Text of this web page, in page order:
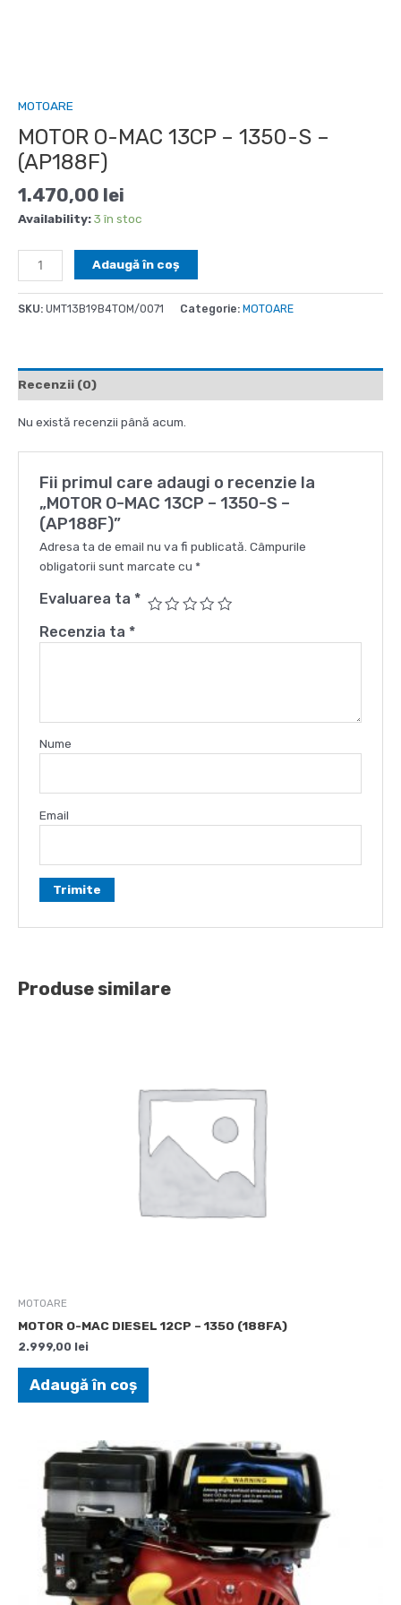
MOTOARE
MOTOR O-MAC 13CP – 1350-S –
(AP188F)
1.470,00 lei
Availability:3 în stoc
Cantitate
MOTOR
O-
-
Adaugă în coș
SKU: UMT13B19B4TOM/0071 Categorie: MOTOARE
Recenzii (0)
Nu există recenzii până acum.
Fii primul care adaugi o recenzie la
„MOTOR O-MAC 13CP – 1350-S –
(AP188F)”
Adresa ta de email nu va fi publicată. Câmpurile
obligatorii sunt marcate cu *
Evaluarea ta *
Recenzia ta *
Nume
Email
Produse similare
MOTOARE
MOTOR O-MAC DIESEL 12CP – 1350 (188FA)
2.999,00 lei
Adaugă în coș